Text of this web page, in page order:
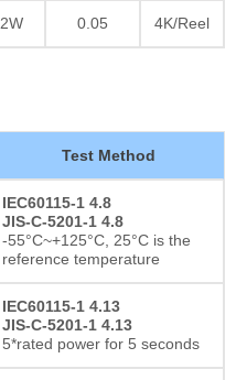
2W 0.05 4K/Reel
Test Method
IEC60115-1 4.8
JIS-C-5201-1 4.8
-55°C~+125°C, 25°C is the
reference temperature
IEC60115-1 4.13
JIS-C-5201-1 4.13
5*rated power for 5 seconds